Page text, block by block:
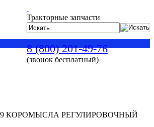
Тракторные запчасти
8 (800) 201-49-76
(звонок бесплатный)
КОРОМЫСЛА РЕГУЛИРОВОЧНЫЙ